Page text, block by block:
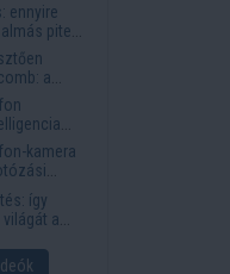
ennyire
pite
a
kamera
így
a